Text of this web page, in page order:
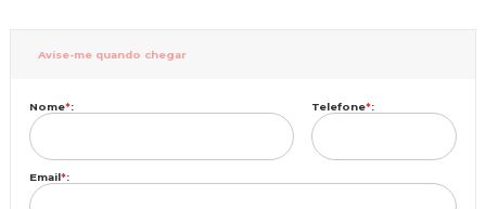
Avise-me quando chegar
Nome*: Telefone*:
Email*: